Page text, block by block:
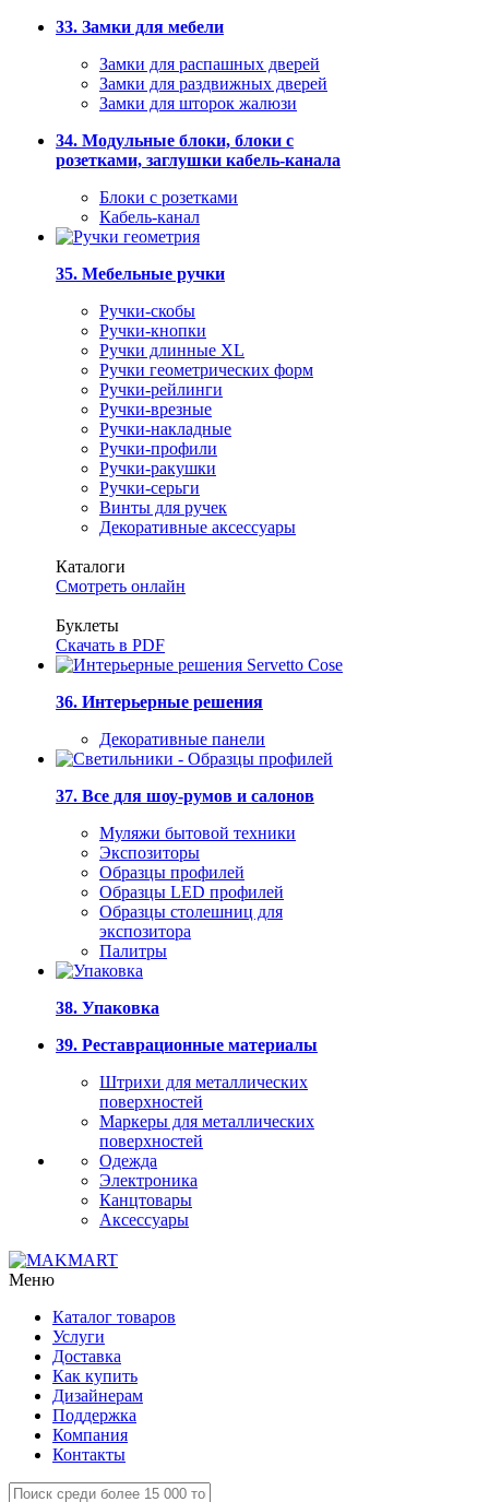
33. Замки для мебели
Замки для распашных дверей
Замки для раздвижных дверей
Замки для шторок жалюзи
34. Модульные блоки, блоки с
розетками, заглушки кабель-канала
Блоки с розетками
Кабель-канал
35. Мебельные ручки
Ручки-скобы
Ручки-кнопки
Ручки длинные XL
Ручки геометрических форм
Ручки-рейлинги
Ручки-врезные
Ручки-накладные
Ручки-профили
Ручки-ракушки
Ручки-серьги
Винты для ручек
Декоративные аксессуары
Каталоги
Смотреть онлайн
Буклеты
Скачать в PDF
36. Интерьерные решения
Декоративные панели
37. Все для шоу-румов и салонов
Муляжи бытовой техники
Экспозиторы
Образцы профилей
Образцы LED профилей
Образцы столешниц для
экспозитора
Палитры
38. Упаковка
39. Реставрационные материалы
Штрихи для металлических
поверхностей
Маркеры для металлических
поверхностей
Одежда
Электроника
Канцтовары
Аксессуары
Меню
Каталог товаров
Услуги
Доставка
Как купить
Дизайнерам
Поддержка
Компания
Контакты